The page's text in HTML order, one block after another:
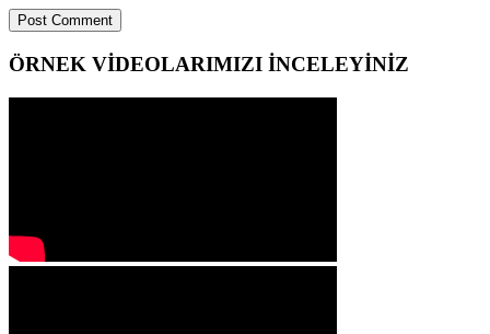
ÖRNEK VİDEOLARIMIZI İNCELEYİNİZ